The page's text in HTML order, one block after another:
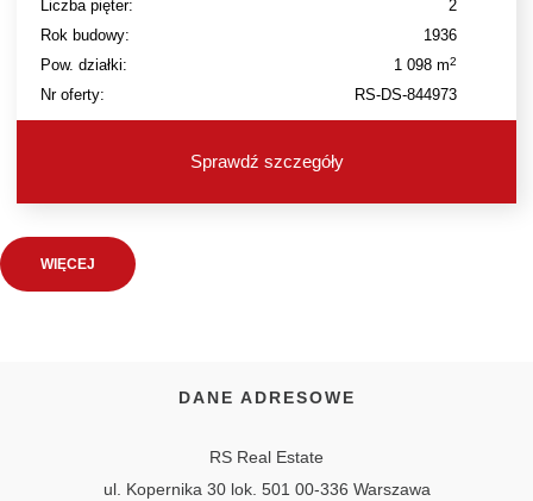
Liczba pięter:
2
Rok budowy:
1936
Pow. działki:
1 098 m2
Nr oferty: RS-DS-844973
Sprawdź szczegóły
WIĘCEJ
DANE ADRESOWE
RS Real Estate
ul. Kopernika 30 lok. 501 00-336 Warszawa